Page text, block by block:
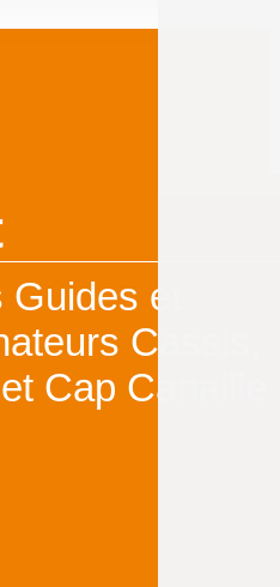
et
Cassis,
Cap Canaille